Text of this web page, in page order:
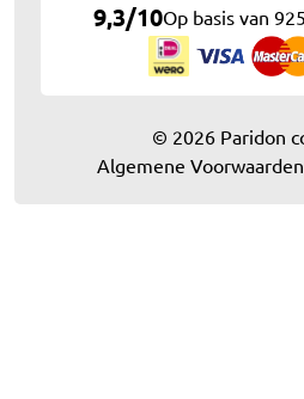
9,3/10Op basis van
© 2026 Paridon
Algemene Voorwaarden